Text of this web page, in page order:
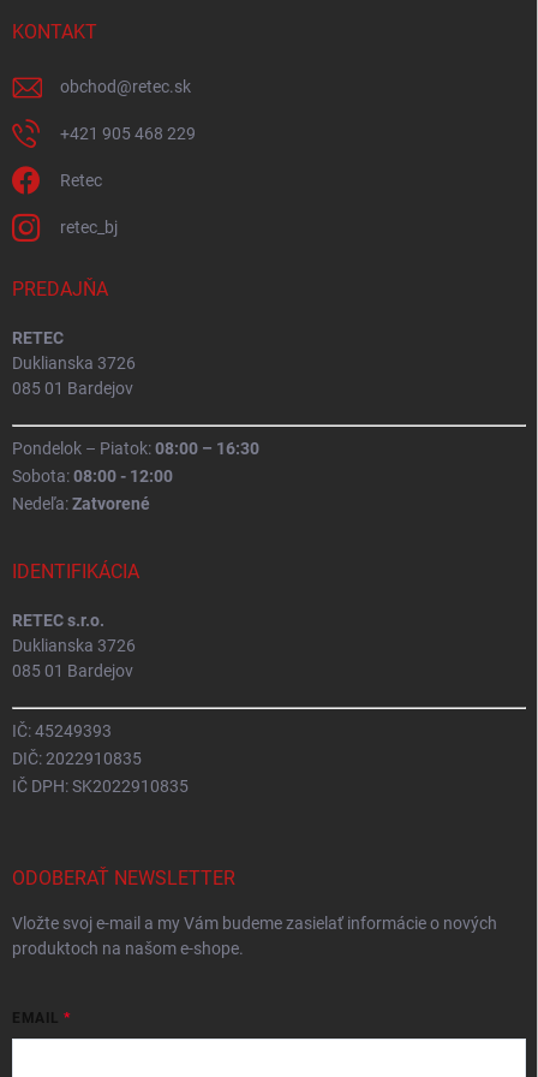
KONTAKT
obchod@retec.sk
+421 905 468 229
Retec
retec_bj
PREDAJŇA
RETEC
Duklianska 3726
085 01 Bardejov
Pondelok – Piatok:08:00 – 16:30
Sobota:08:00 - 12:00
Nedeľa:Zatvorené
IDENTIFIKÁCIA
RETEC s.r.o.
Duklianska 3726
085 01 Bardejov
IČ: 45249393
DIČ: 2022910835
IČ DPH: SK2022910835
ODOBERAŤ NEWSLETTER
Vložte svoj e-mail a my Vám budeme zasielať informácie o nových
produktoch na našom e-shope.
EMAIL